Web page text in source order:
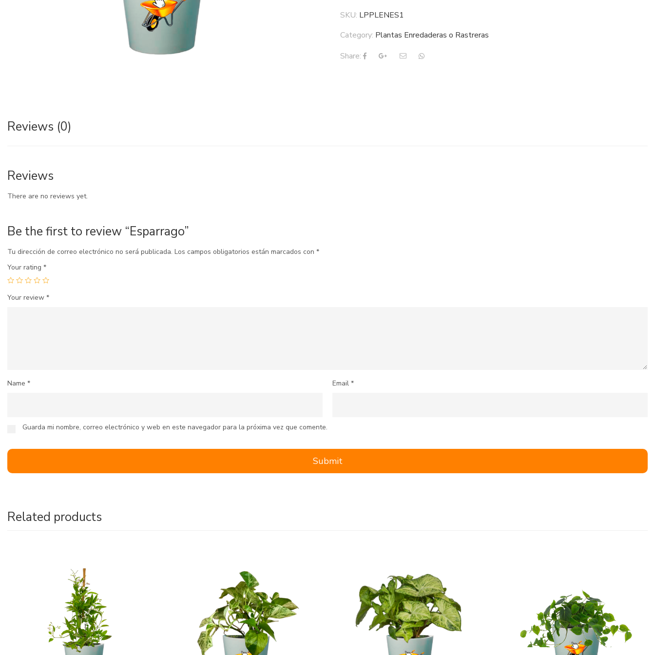
SKU: LPPLENES1
Category: Plantas Enredaderas o Rastreras
Share:
Reviews (0)
Reviews
There are no reviews yet.
Be the first to review “Esparrago”
Tu dirección de correo electrónico no será publicada. Los campos obligatorios están marcados con *
Your rating *
Your review *
Name * Email *
Guarda mi nombre, correo electrónico y web en este navegador para la próxima vez que comente.
Related products